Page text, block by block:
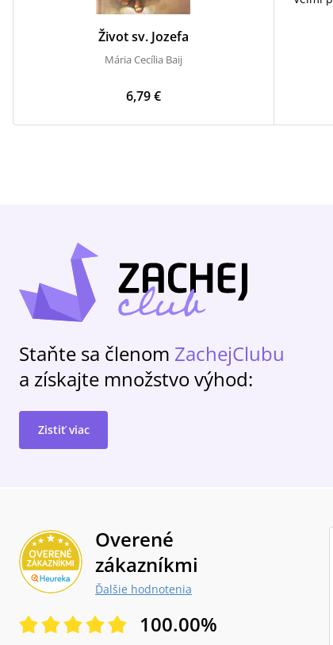
Život sv. Jozefa
Mária Cecília Baij
6,79 €
Staňte sa členom ZachejClubu
a získajte množstvo výhod:
Zistiť viac
Overené
zákazníkmi
Ďalšie hodnotenia
100.00%